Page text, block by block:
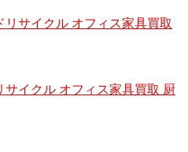
リサイクル オフィス家具買取
サイクル オフィス家具買取 厨